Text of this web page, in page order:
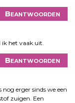
Beantwoorden
ik het vaak uit.
Beantwoorden
erger sinds we een
zuigen. Een